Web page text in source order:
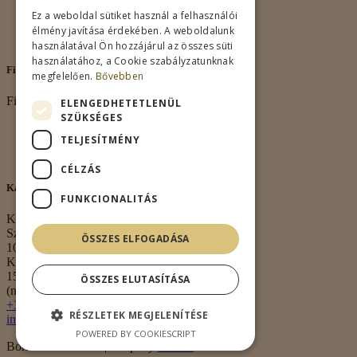
Vásárlási feltételek
Nagykereskedelem
Kapcsolat
Fiókom
Fiókom
Fiókom
Rendeléseim
Kívánságlista
Kapcsolat
Kapcsolat
Székhely:
1063 Budapest,
Kmety György u.
15. 3. em. 1.
(nem átvételi pont)
+36 30 474 0020
info@borkell.hu
Borkell.hu © 2026 | Shop By
Ez a weboldal sütiket használ a felhasználói
élmény javítása érdekében. A weboldalunk
használatával Ön hozzájárul az összes süti
használatához, a Cookie szabályzatunknak
megfelelően. Bővebben
ELENGEDHETETLENÜL
SZÜKSÉGES
TELJESÍTMÉNY
CÉLZÁS
FUNKCIONALITÁS
ÖSSZES ELFOGADÁSA
ÖSSZES ELUTASÍTÁSA
RÉSZLETEK MEGJELENÍTÉSE
POWERED BY COOKIESCRIPT